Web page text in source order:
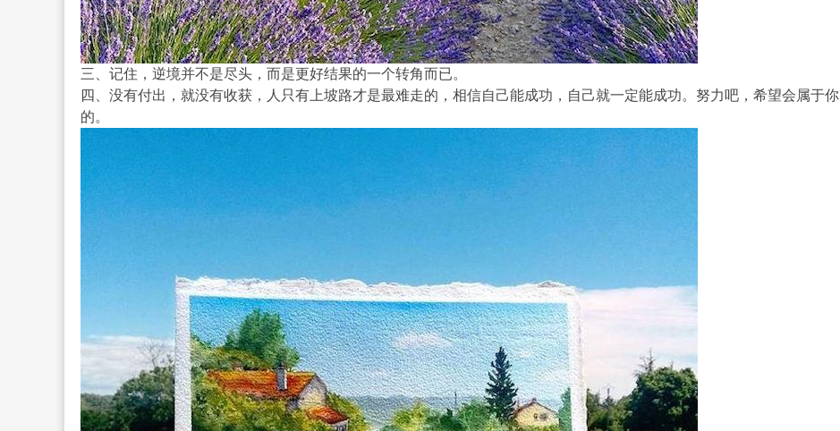
三、记住，逆境并不是尽头，而是更好结果的一个转角而已。
四、没有付出，就没有收获，人只有上坡路才是最难走的，相信自己能成功，自己就一定能成功。努力吧，希望会属于你
的。